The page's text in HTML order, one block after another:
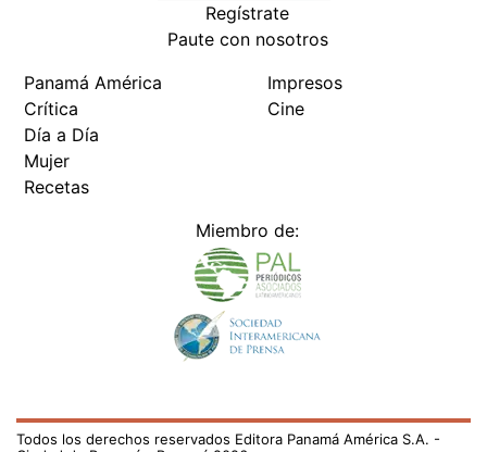
Regístrate
Paute con nosotros
Panamá América
Crítica
Día a Día
Mujer
Recetas
Impresos
Cine
Miembro de:
Todos los derechos reservados Editora Panamá América S.A. -